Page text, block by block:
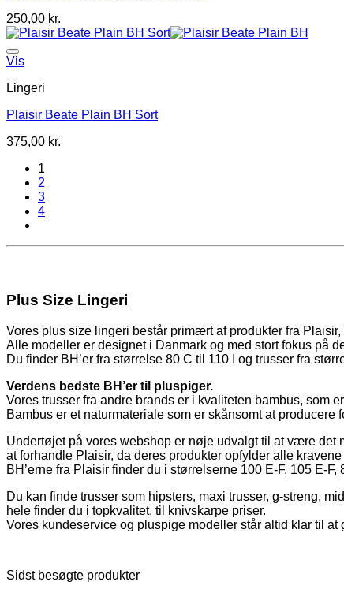
250,00 kr.
Vis
Lingeri
Plaisir Beate Plain BH Sort
375,00 kr.
1
2
3
4
Plus Size Lingeri
Vores plus size lingeri består primært af produkter fra
Alle modeller er designet i Danmark og med stort fokus på
Du finder BH’er fra størrelse 80 C til 110 I og trusser fra
Verdens bedste BH’er til pluspiger.
Vores trusser fra andre brands er i kvaliteten bambus, som
Bambus er et naturmateriale som er skånsomt at
Undertøjet på vores webshop er nøje udvalgt til at være det
at forhandle Plaisir, da deres produkter opfylder alle
BH’erne fra Plaisir finder du i størrelserne 100 E-F, 105 E-
Du kan finde trusser som hipsters, maxi trusser, g-streng,
hele finder du i topkvalitet, til knivskarpe priser.
Vores kundeservice og pluspige modeller står altid klar til
Sidst besøgte produkter